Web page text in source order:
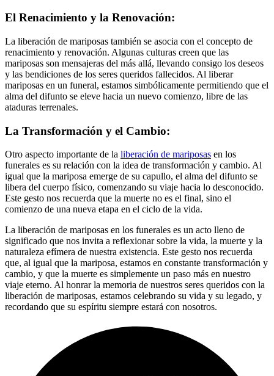
El Renacimiento y la Renovación:
La liberación de mariposas también se asocia con el concepto de
renacimiento y renovación. Algunas culturas creen que las
mariposas son mensajeras del más allá, llevando consigo los deseos
y las bendiciones de los seres queridos fallecidos. Al liberar
mariposas en un funeral, estamos simbólicamente permitiendo que el
alma del difunto se eleve hacia un nuevo comienzo, libre de las
ataduras terrenales.
La Transformación y el Cambio:
Otro aspecto importante de la liberación de mariposas en los
funerales es su relación con la idea de transformación y cambio. Al
igual que la mariposa emerge de su capullo, el alma del difunto se
libera del cuerpo físico, comenzando su viaje hacia lo desconocido.
Este gesto nos recuerda que la muerte no es el final, sino el
comienzo de una nueva etapa en el ciclo de la vida.
La liberación de mariposas en los funerales es un acto lleno de
significado que nos invita a reflexionar sobre la vida, la muerte y la
naturaleza efímera de nuestra existencia. Este gesto nos recuerda
que, al igual que la mariposa, estamos en constante transformación y
cambio, y que la muerte es simplemente un paso más en nuestro
viaje eterno. Al honrar la memoria de nuestros seres queridos con la
liberación de mariposas, estamos celebrando su vida y su legado, y
recordando que su espíritu siempre estará con nosotros.